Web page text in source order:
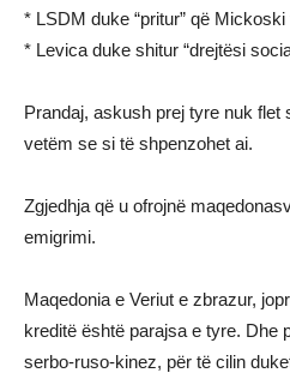
* LSDM duke “pritur” që Mickoski
* Levica duke shitur “drejtësi
Prandaj, askush prej tyre nuk flet
vetëm se si të shpenzohet ai.
Zgjedhja që u ofrojnë
emigrimi.
Maqedonia e Veriut e zbrazur,
kreditë është parajsa e tyre. Dhe
serbo-ruso-kinez, për të cilin